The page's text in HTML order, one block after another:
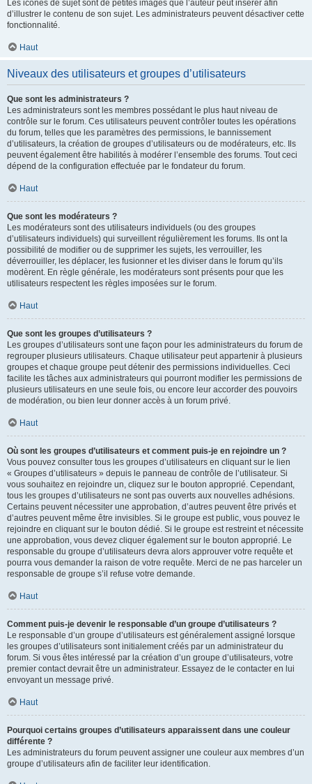
Les icônes de sujet sont de petites images que l’auteur peut insérer afin
d’illustrer le contenu de son sujet. Les administrateurs peuvent désactiver cette
fonctionnalité.
Haut
Niveaux des utilisateurs et groupes d’utilisateurs
Que sont les administrateurs ?
Les administrateurs sont les membres possédant le plus haut niveau de
contrôle sur le forum. Ces utilisateurs peuvent contrôler toutes les opérations
du forum, telles que les paramètres des permissions, le bannissement
d’utilisateurs, la création de groupes d’utilisateurs ou de modérateurs, etc. Ils
peuvent également être habilités à modérer l’ensemble des forums. Tout ceci
dépend de la configuration effectuée par le fondateur du forum.
Haut
Que sont les modérateurs ?
Les modérateurs sont des utilisateurs individuels (ou des groupes
d’utilisateurs individuels) qui surveillent régulièrement les forums. Ils ont la
possibilité de modifier ou de supprimer les sujets, les verrouiller, les
déverrouiller, les déplacer, les fusionner et les diviser dans le forum qu’ils
modèrent. En règle générale, les modérateurs sont présents pour que les
utilisateurs respectent les règles imposées sur le forum.
Haut
Que sont les groupes d’utilisateurs ?
Les groupes d’utilisateurs sont une façon pour les administrateurs du forum de
regrouper plusieurs utilisateurs. Chaque utilisateur peut appartenir à plusieurs
groupes et chaque groupe peut détenir des permissions individuelles. Ceci
facilite les tâches aux administrateurs qui pourront modifier les permissions de
plusieurs utilisateurs en une seule fois, ou encore leur accorder des pouvoirs
de modération, ou bien leur donner accès à un forum privé.
Haut
Où sont les groupes d’utilisateurs et comment puis-je en rejoindre un ?
Vous pouvez consulter tous les groupes d’utilisateurs en cliquant sur le lien
« Groupes d’utilisateurs » depuis le panneau de contrôle de l’utilisateur. Si
vous souhaitez en rejoindre un, cliquez sur le bouton approprié. Cependant,
tous les groupes d’utilisateurs ne sont pas ouverts aux nouvelles adhésions.
Certains peuvent nécessiter une approbation, d’autres peuvent être privés et
d’autres peuvent même être invisibles. Si le groupe est public, vous pouvez le
rejoindre en cliquant sur le bouton dédié. Si le groupe est restreint et nécessite
une approbation, vous devez cliquer également sur le bouton approprié. Le
responsable du groupe d’utilisateurs devra alors approuver votre requête et
pourra vous demander la raison de votre requête. Merci de ne pas harceler un
responsable de groupe s’il refuse votre demande.
Haut
Comment puis-je devenir le responsable d’un groupe d’utilisateurs ?
Le responsable d’un groupe d’utilisateurs est généralement assigné lorsque
les groupes d’utilisateurs sont initialement créés par un administrateur du
forum. Si vous êtes intéressé par la création d’un groupe d’utilisateurs, votre
premier contact devrait être un administrateur. Essayez de le contacter en lui
envoyant un message privé.
Haut
Pourquoi certains groupes d’utilisateurs apparaissent dans une couleur
différente ?
Les administrateurs du forum peuvent assigner une couleur aux membres d’un
groupe d’utilisateurs afin de faciliter leur identification.